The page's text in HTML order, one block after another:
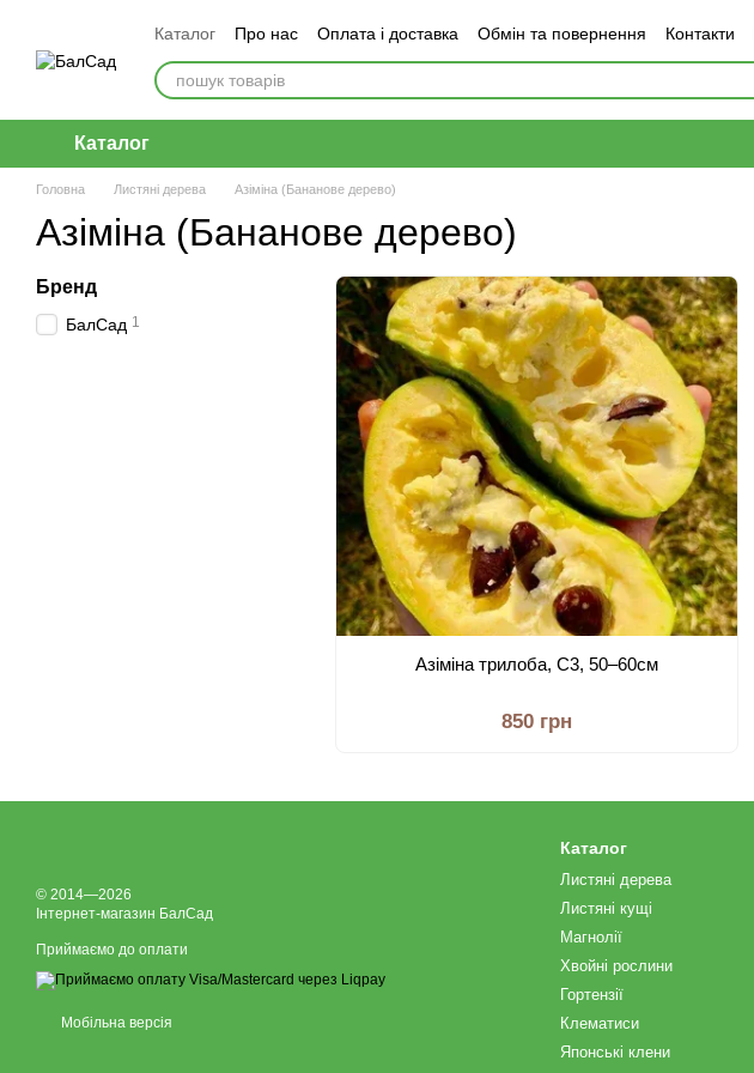
Каталог Про нас Оплата і доставка Обмін та повернення Контакти
Каталог
Головна Листяні дерева Азіміна (Бананове дерево)
Азіміна (Бананове дерево)
Азіміна трилоба, С3, 50–60см
850 грн
Бренд
БалСад 1
© 2014—2026
Інтернет-магазин БалСад
Приймаємо до оплати
Мобільна версія
Каталог
Листяні дерева
Листяні кущі
Магнолії
Хвойні рослини
Гортензії
Клематиси
Японські клени